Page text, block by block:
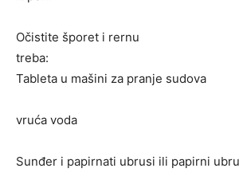
Očistite šporet i rernu
treba:
Tableta u mašini za pranje sudova
vruća voda
Sunđer i papirnati ubrusi ili papirni